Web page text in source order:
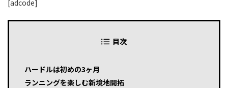
[adcode]
目次
ハードルは初めの3ヶ月
ランニングを楽しむ新境地開拓